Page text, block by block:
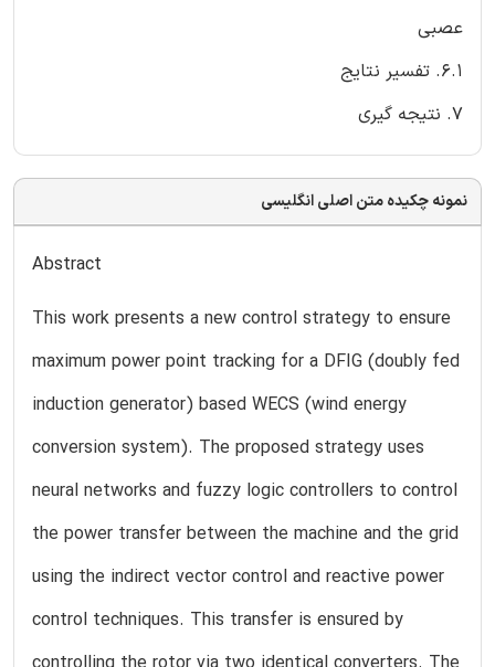
عصبی
6.1. تفسیر نتایج
7. نتیجه گیری
نمونه چکیده متن اصلی انگلیسی
Abstract
This work presents a new control strategy to ensure
maximum power point tracking for a DFIG (doubly fed
induction generator) based WECS (wind energy
conversion system). The proposed strategy uses
neural networks and fuzzy logic controllers to control
the power transfer between the machine and the grid
using the indirect vector control and reactive power
control techniques. This transfer is ensured by